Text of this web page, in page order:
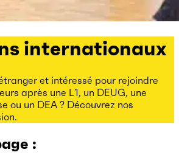
internationaux
et intéressé pour rejoindre
après une L1, un DEUG, une
ou un DEA ? Découvrez nos
: